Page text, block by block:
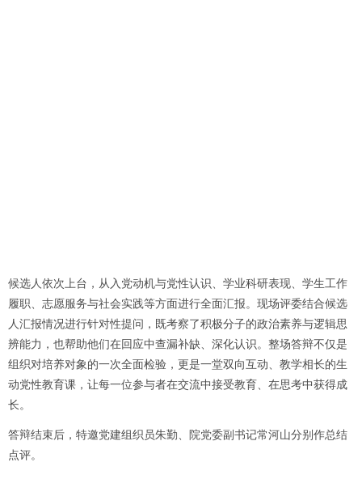
候选人依次上台，从入党动机与党性认识、学业科研表现、学生工作
履职、志愿服务与社会实践等方面进行全面汇报。现场评委结合候选
人汇报情况进行针对性提问，既考察了积极分子的政治素养与逻辑思
辨能力，也帮助他们在回应中查漏补缺、深化认识。整场答辩不仅是
组织对培养对象的一次全面检验，更是一堂双向互动、教学相长的生
动党性教育课，让每一位参与者在交流中接受教育、在思考中获得成
长。
答辩结束后，特邀党建组织员朱勤、院党委副书记常河山分别作总结
点评。